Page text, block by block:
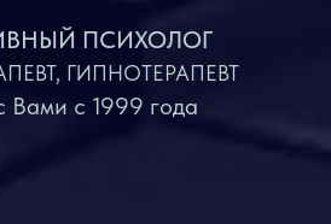
ПСИХОЛОГ
ГИПНОТЕРАПЕВТ
Вами с 1999 года